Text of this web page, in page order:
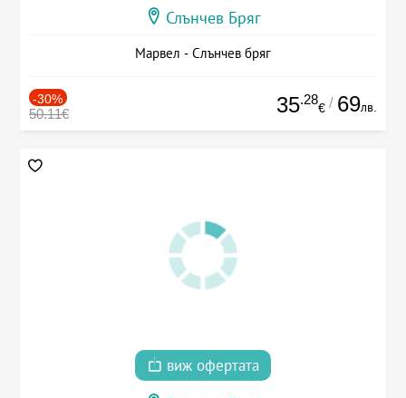
Слънчев Бряг
Марвел - Слънчев бряг
-30%
50.11€ 35.28
€ / 69лв.
виж офертата